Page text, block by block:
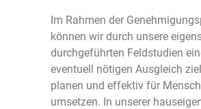
Im Rahmen der
können wir durch unsere
durchgeführten Feldstudien
eventuell nötigen Ausgleich
planen und effektiv für
umsetzen. In unserer